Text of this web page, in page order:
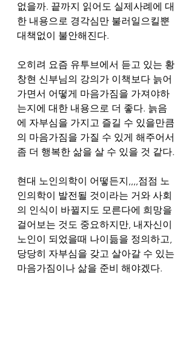
없을까. 끝까지 읽어도 실제사례에 대
한 내용으로 경각심만 불러일으킬뿐
대책없이 불안해진다.
오히려 요즘 유투브에서 듣고 있는 황
창현 신부님의 강의가 이책보다 늙어
가면서 어떻게 마음가짐을 가져야하
는지에 대한 내용으로 더 좋다. 늙음
에 자부심을 가지고 즐길 수 있을만큼
의 마음가짐을 가질 수 있게 해주어서
좀 더 행복한 삶을 살 수 있을 것 같다.
현대 노인의학이 어떻든지,,,,점점 노
인의학이 발전될 것이라는 거와 사회
의 인식이 바뀔지도 모른다에 희망을
걸어보는 것도 중요하지만, 내자신이
노인이 되었을때 나이듦을 정의하고,
당당히 자부심을 갖고 살아갈 수 있는
마음가짐이나 삶을 준비 해야겠다.